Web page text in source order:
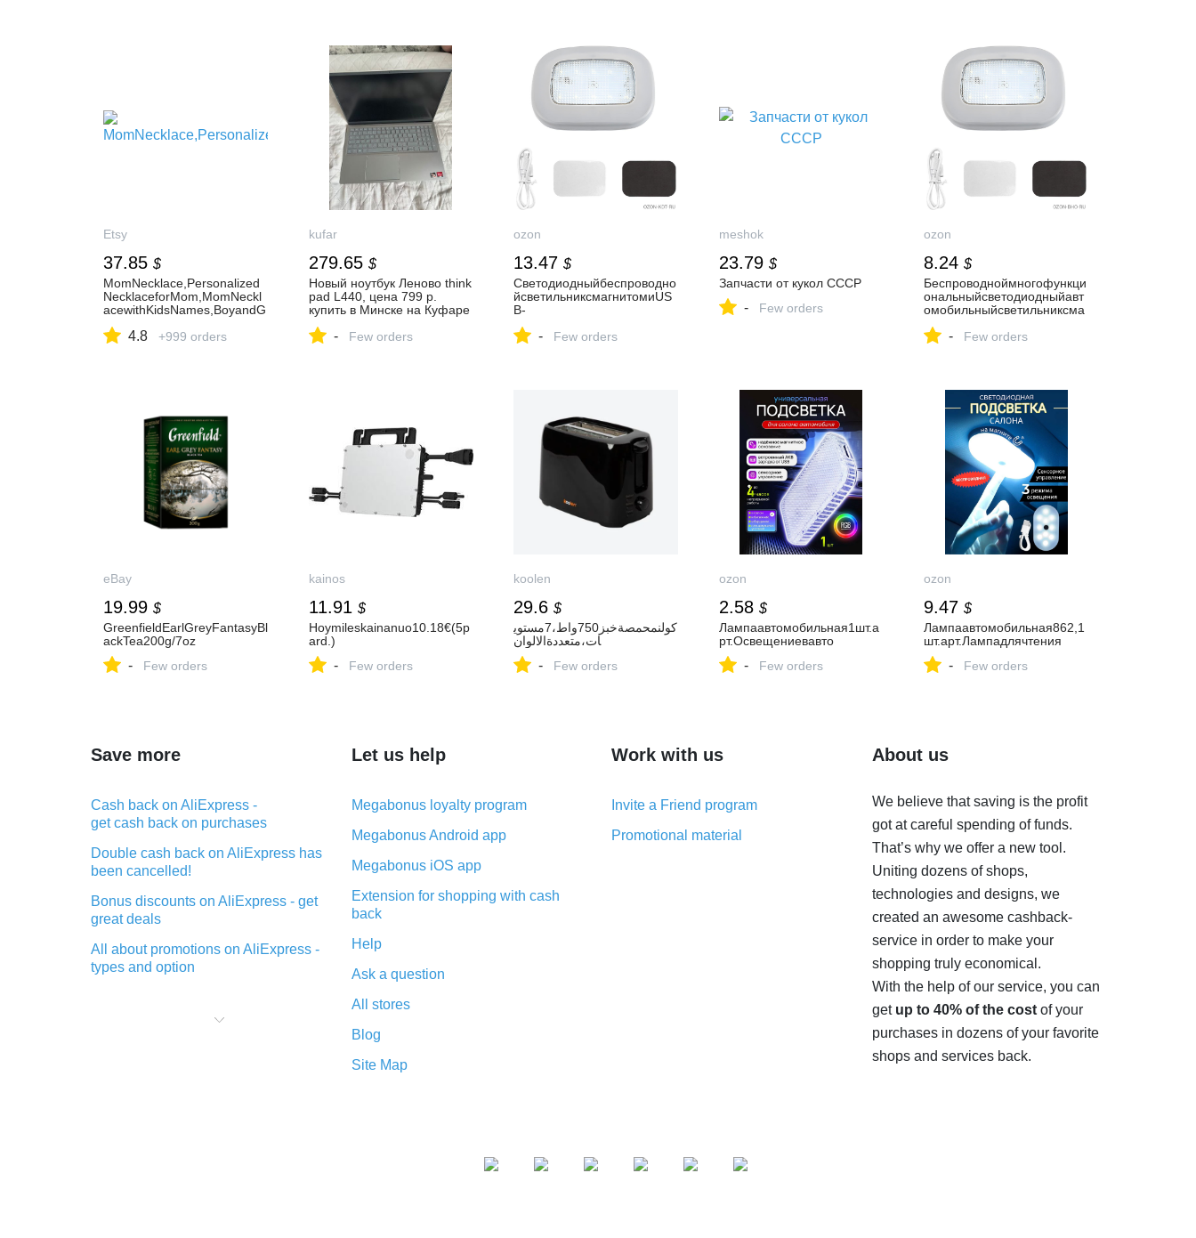
Etsy
37.85 $
MomNecklace,Personalized
NecklaceforMom,MomNeckl
acewithKidsNames,BoyandG
,ChristmasGiftforMom
4.8 +999 orders
kufar
279.65 $
Новый ноутбук Леново think
pad L440, цена 799 р.
купить в Минске на Куфаре
№1061379881
- Few orders
ozon
13.47 $
Светодиодныйбеспроводно
йсветильниксмагнитомиUS
B-
еей,предназначенныйдляа
- Few orders
meshok
23.79 $
Запчасти от кукол СССР
- Few orders
ozon
8.24 $
Беспроводноймногофункци
ональныйсветодиодныйавт
омобильныйсветильниксма
зарядкойдлясалонаикемпе
- Few orders
eBay
19.99 $
GreenfieldEarlGreyFantasyBl
ackTea200g/7oz
- Few orders
kainos
11.91 $
Hoymileskainanuo10.18€(5p
ard.)
- Few orders
koolen
29.6 $
كولنمحمصةخبز750واط،7مستوي
ات،متعددةالالوان
- Few orders
ozon
2.58 $
Лампаавтомобильная1шт.а
рт.Освещениевавто
- Few orders
ozon
9.47 $
Лампаавтомобильная862,1
шт.арт.Лампадлячтения
- Few orders
Save more
Cash back on AliExpress -
get cash back on purchases
Double cash back on AliExpress has
been cancelled!
Bonus discounts on AliExpress - get
great deals
All about promotions on AliExpress -
types and option
purchases on AliExpress - short and
Let us help
Megabonus loyalty program
Megabonus Android app
Megabonus iOS app
Extension for shopping with cash
back
Help
Ask a question
All stores
Blog
Site Map
Work with us
Invite a Friend program
Promotional material
About us
We believe that saving is the profit
got at careful spending of funds.
That’s why we offer a new tool.
Uniting dozens of shops,
technologies and designs, we
created an awesome cashback-
service in order to make your
shopping truly economical.
With the help of our service, you can
get up to 40% of the costof your
purchases in dozens of your favorite
shops and services back.